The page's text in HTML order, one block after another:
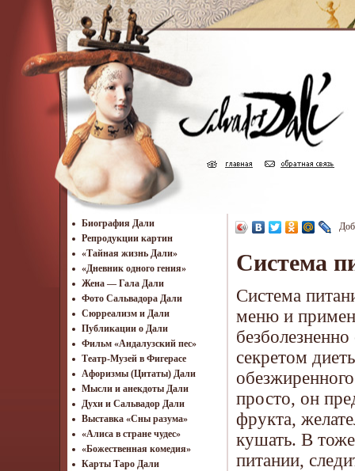
Биография Дали
Репродукции картин
«Тайная жизнь Дали»
«Дневник одного гения»
Жена — Гала Дали
Фото Сальвадора Дали
Cюрреализм и Дали
Публикации о Дали
Фильм «Андалузский пес»
Театр-Музей в Фигерасе
Афоризмы (Цитаты) Дали
Мысли и анекдоты Дали
Духи и Сальвадор Дали
Выставка «Сны разума»
«Алиса в стране чудес»
«Божественная комедия»
Карты Таро Дали
Система
Система
меню и
секретом
просто, он
фрукта,
кушать. В
питании,